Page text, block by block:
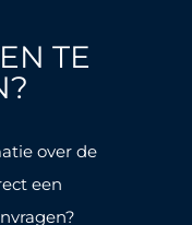
o
k
TE
over de
een